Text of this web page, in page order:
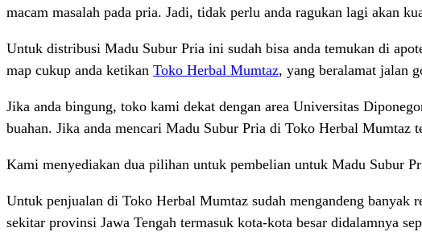
macam masalah pada pria. Jadi, tidak perlu anda ragukan lagi akan
Untuk distribusi Madu Subur Pria ini sudah bisa anda temukan di
map cukup anda ketikan Toko Herbal Mumtaz, yang beralamat jalan
Jika anda bingung, toko kami dekat dengan area Universitas
buahan. Jika anda mencari Madu Subur Pria di Toko Herbal Mumtaz
Kami menyediakan dua pilihan untuk pembelian untuk Madu Subur
Untuk penjualan di Toko Herbal Mumtaz sudah mengandeng banyak
sekitar provinsi Jawa Tengah termasuk kota-kota besar didalamnya